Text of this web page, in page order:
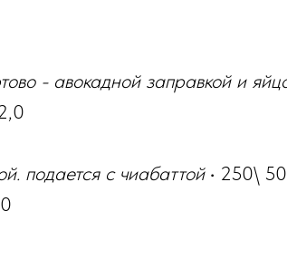
- авокадной заправкой и
подается с чиабаттой · 250\